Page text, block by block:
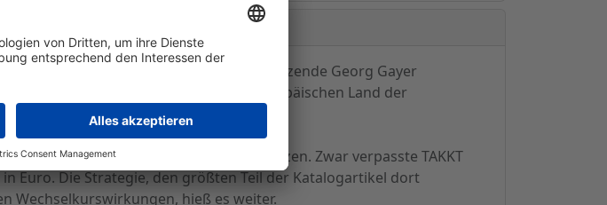
Dies erklärte der Vorstandsvorsitzende Georg Gayer
Angaben machen, in welchem osteuropäischen Land der
eröffnen will.
durch den angezählten Dollar in Grenzen. Zwar verpasste TAKKT
Euro. Die Strategie, den größten Teil der Katalogartikel dort
Wechselkurswirkungen, hieß es weiter.